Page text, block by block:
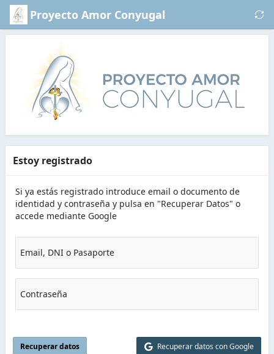
Saltar al contenido principal
Proyecto Amor Conyugal
Estoy registrado
Si ya estás registrado introduce email o documento de
identidad y contraseña y pulsa en "Recuperar Datos" o
accede mediante Google
Email, DNI o Pasaporte
Contraseña
Recuperar datos Recuperar datos con Google